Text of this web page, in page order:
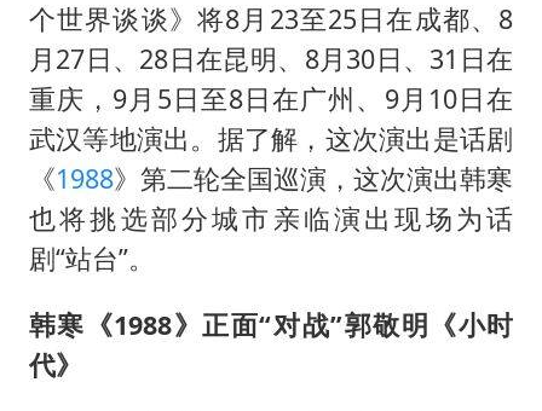
FIFA官方支持因凡蒂诺
陕西柞水遭遇暴雨五千余户群众转移
谷歌首席科学家Jeff Dean离职创业
人贩子“梅姨”真实姓名曝光
如何把百年大党建设得更加坚强有力
个世界谈谈》将8月23至25日在成都、8
月27日、28日在昆明、8月30日、31日在
重庆，9月5日至8日在广州、9月10日在
武汉等地演出。据了解，这次演出是话剧
《1988》第二轮全国巡演，这次演出韩寒
也将挑选部分城市亲临演出现场为话
剧“站台”。
韩寒《1988》正面“对战”郭敬明《小时
代》